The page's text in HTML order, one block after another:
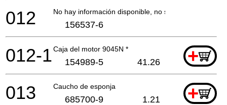
No hay información disponible, no se puede pedir
012 156537-6
Caja del motor 9045N * +
012-1 154989-5 41.26
Caucho de esponja +
013 685700-9 1.21